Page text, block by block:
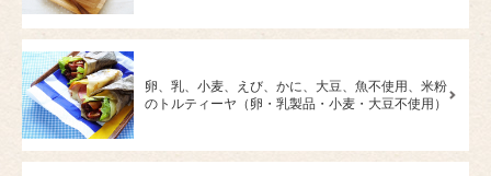
卵、乳、小麦、えび、かに、大豆、魚不使用、米粉
のトルティーヤ（卵・乳製品・小麦・大豆不使用）